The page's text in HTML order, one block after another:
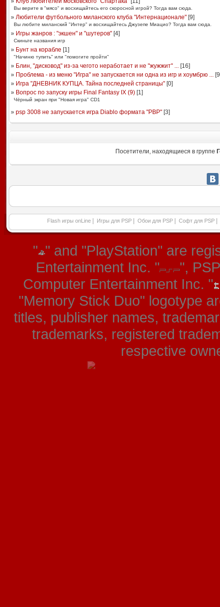
Вы верите в "мясо" и восхищайтесь его скоросной игрой? Тогда вам сюда.
» Любители футбольного миланского клуба "Интернационале"[9]
Вы любите миланский "Интер" и восхищайтесь Джузепе Миацио? Тогда вам сюда.
» Игры жанров : "экшен" и "шутеров"[4]
Скиньте названия игр
» Бунт на корабле [1]
"Начиню тупить" или "помогите пройти"
» Блин, "дисковод" из-за чегото неработает и не "жужжит" ...[16]
» Проблема - из меню "Игра" не запускается ни одна из игр и хоумбрю ...[9
» Игра "ДНЕВНИК КУПЦА. Тайна последней страницы"[0]
» Вопрос по запуску игры Final Fantasy IX (9)[1]
Чёрный экран при "Новая игра" CD1
» psp 3008 не запускается игра Diablo формата "PBP"[3]
Посетители, находящиеся в группе
Flash игры onLine Игры для PSP Обои для PSP Софт для PSP
" " and "PlayStation" are
Entertainment Inc. "
",
Computer Entertainment Inc. "
"Memory Stick Duo" logotype
titles, publisher names,
trademarks, registered
respective